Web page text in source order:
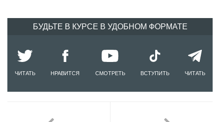
БУДЬТЕ В КУРСЕ В УДОБНОМ ФОРМАТЕ
ЧИТАТЬ НРАВИТСЯ СМОТРЕТЬ ВСТУПИТЬ ЧИТАТЬ